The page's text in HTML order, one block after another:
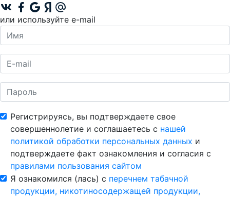
или используйте e-mail
Регистрируясь, вы подтверждаете свое
совершеннолетие и соглашаетесь с нашей
политикой обработки персональных данных и
подтверждаете факт ознакомления и согласия с
правилами пользования сайтом
Я ознакомился (лась) с перечнем табачной
продукции, никотиносодержащей продукции,